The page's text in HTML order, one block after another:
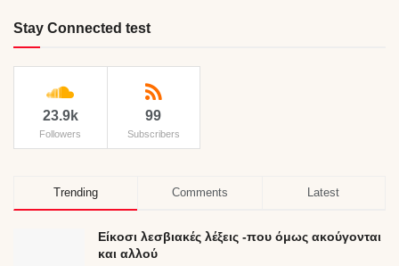
Stay Connected test
23.9k
Followers
99
Subscribers
Trending Comments Latest
Είκοσι λεσβιακές λέξεις -που όμως ακούγονται
και αλλού